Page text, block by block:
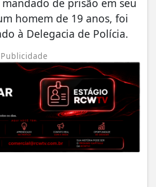
de prisão em seu
homem de 19 anos, foi
à Delegacia de Polícia.
Publicidade